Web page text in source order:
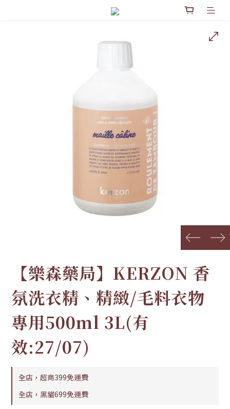
prev next
【樂森藥局】KERZON 香
氛洗衣精、精緻/毛料衣物
專用500ml 3L(有
效:27/07)
全店，超商399免運費
全店，黑貓699免運費